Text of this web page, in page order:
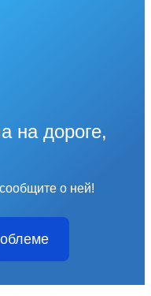
на дороге,
о ней!